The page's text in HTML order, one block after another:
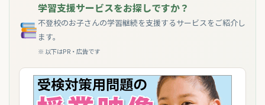
学習支援サービスをお探しですか？
不登校のお子さんの学習継続を支援するサービスをご紹介し
ます。
※ 以下はPR・広告です